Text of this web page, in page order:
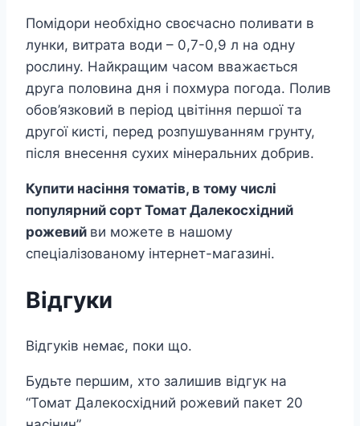
Помідори необхідно своєчасно поливати в
лунки, витрата води – 0,7-0,9 л на одну
рослину. Найкращим часом вважається
друга половина дня і похмура погода. Полив
обов’язковий в період цвітіння першої та
другої кисті, перед розпушуванням грунту,
після внесення сухих мінеральних добрив.
Купити насіння томатів, в тому числі
популярний сорт Томат Далекосхідний
рожевий ви можете в нашому
спеціалізованому інтернет-магазині.
Відгуки
Відгуків немає, поки що.
Будьте першим, хто залишив відгук на
“Томат Далекосхідний рожевий пакет 20